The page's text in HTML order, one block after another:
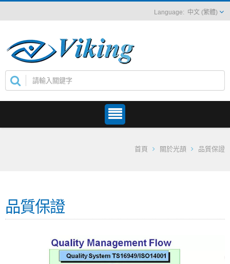
中文 (繁體)
首頁 關於光頡 品質保證
品質保證